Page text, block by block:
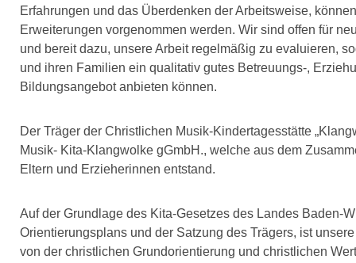
Erfahrungen und das Überdenken der Arbeitsweise,
Erweiterungen vorgenommen werden. Wir sind offen für
und bereit dazu, unsere Arbeit regelmäßig zu evaluieren,
und ihren Familien ein qualitativ gutes Betreuungs-,
Bildungsangebot anbieten können.
Der Träger der Christlichen Musik-Kindertagesstätte
Musik- Kita-Klangwolke gGmbH., welche aus dem
Eltern und Erzieherinnen entstand.
Auf der Grundlage des Kita-Gesetzes des Landes Baden-
Orientierungsplans und der Satzung des Trägers, ist
von der christlichen Grundorientierung und christlichen